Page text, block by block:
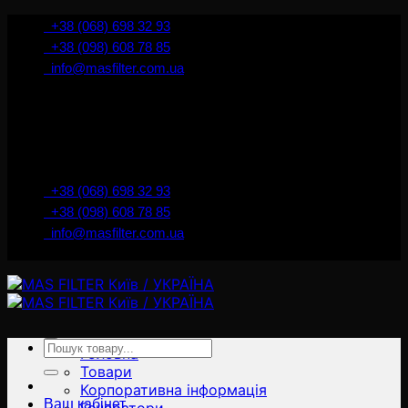
İçeriğe+38 (068) 698 32 93
+38 (098) 608 78 85
info@masfilter.com.ua
+38 (068) 698 32 93
+38 (098) 608 78 85
info@masfilter.com.ua
Головна
Товари
Корпоративна інформація
Ara:
Ваш кабінет